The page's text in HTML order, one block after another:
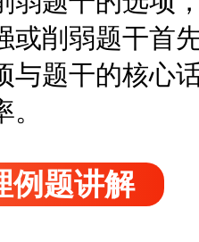
或削弱题干首
与题干的核心
例题讲解